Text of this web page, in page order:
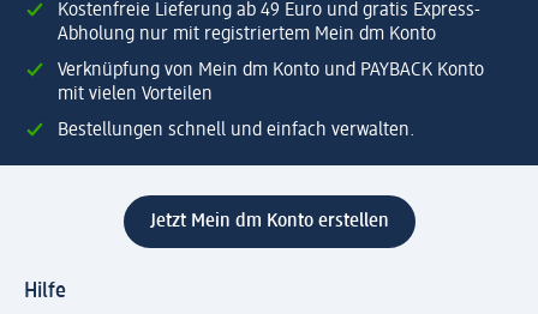
Kostenfreie Lieferung ab 49 Euro und gratis Express-
Abholung nur mit registriertem Mein dm Konto
Verknüpfung von Mein dm Konto und PAYBACK Konto
mit vielen Vorteilen
Bestellungen schnell und einfach verwalten.
Jetzt Mein dm Konto erstellen
Hilfe